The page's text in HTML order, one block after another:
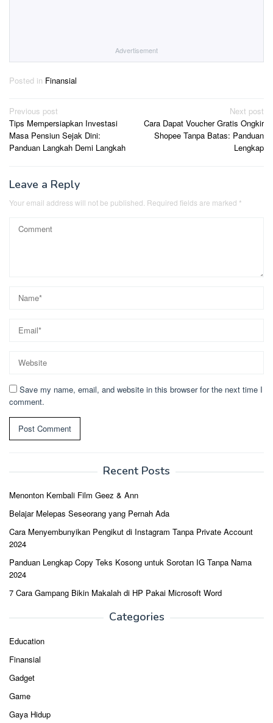
Advertisement
Posted in Finansial
Post
navigation
Previous post
Tips Mempersiapkan Investasi
Masa Pensiun Sejak Dini:
Panduan Langkah Demi Langkah
Next post
Cara Dapat Voucher Gratis Ongkir
Shopee Tanpa Batas: Panduan
Lengkap
Leave a Reply
Your email address will not be published. Required fields are marked *
Save my name, email, and website in this browser for the next time I
comment.
Recent Posts
Menonton Kembali Film Geez & Ann
Belajar Melepas Seseorang yang Pernah Ada
Cara Menyembunyikan Pengikut di Instagram Tanpa Private Account
2024
Panduan Lengkap Copy Teks Kosong untuk Sorotan IG Tanpa Nama
2024
7 Cara Gampang Bikin Makalah di HP Pakai Microsoft Word
Categories
Education
Finansial
Gadget
Game
Gaya Hidup